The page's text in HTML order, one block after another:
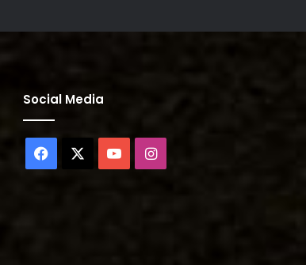
Social Media
Facebook YouTubeInstagram